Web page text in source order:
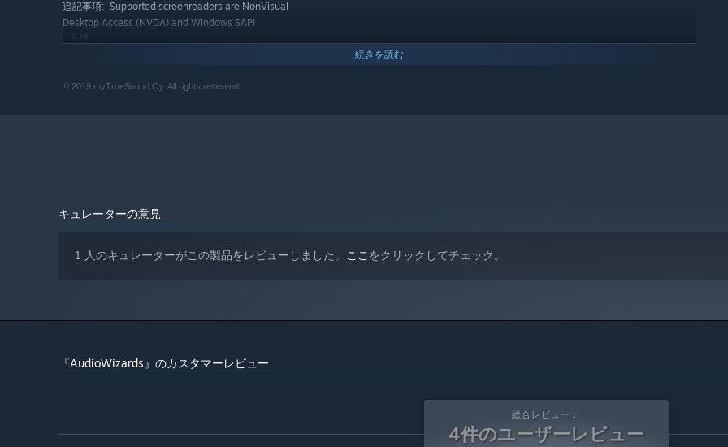
追記事項: Supported screenreaders are NonVisual
Desktop Access (NVDA) and Windows SAPI
推奨:
* 2024年1月1日（PT）以降、SteamクライアントはWindows 10以降のバージョンのみをサポートします。
続きを読む
© 2019 myTrueSound Oy. All rights reserved.
キュレーターの意見
1 人のキュレーターがこの製品をレビューしました。 ここ をクリックしてチェック。
『AudioWizards』のカスタマーレビュー
総合レビュー：
4件のユーザーレビュー